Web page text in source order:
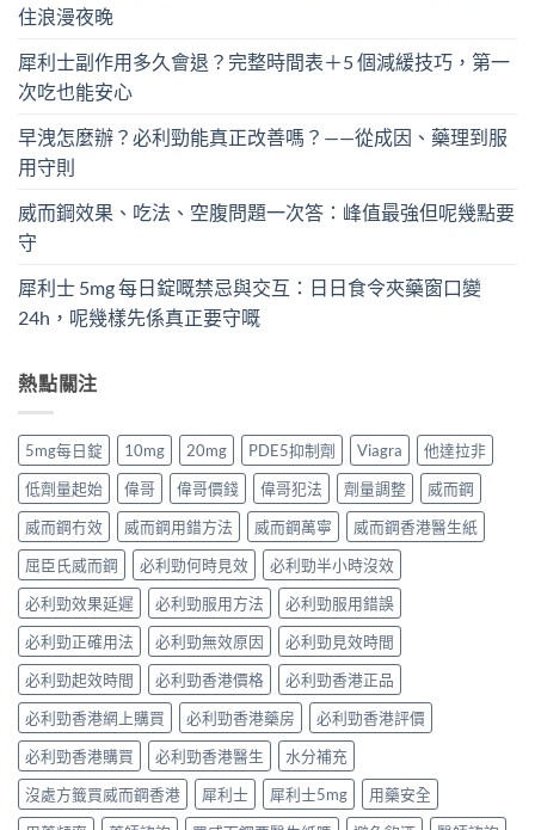
住浪漫夜晚
犀利士副作用多久會退？完整時間表＋5 個減緩技巧，第一
次吃也能安心
早洩怎麼辦？必利勁能真正改善嗎？——從成因、藥理到服
用守則
威而鋼效果、吃法、空腹問題一次答：峰值最強但呢幾點要
守
犀利士 5mg 每日錠嘅禁忌與交互：日日食令夾藥窗口變
24h，呢幾樣先係真正要守嘅
熱點關注
5mg每日錠 10mg 20mg PDE5抑制劑 Viagra
他達拉非
低劑量起始
偉哥 偉哥價錢 偉哥犯法 劑量調整
威而鋼
威而鋼冇效
威而鋼用錯方法 威而鋼萬寧
威而鋼香港醫生紙
屈臣氏威而鋼
必利勁何時見效
必利勁半小時沒效
必利勁效果延遲
必利勁服用方法
必利勁服用錯誤
必利勁正確用法
必利勁無效原因
必利勁見效時間
必利勁起效時間
必利勁香港價格
必利勁香港正品
必利勁香港網上購買
必利勁香港藥房
必利勁香港評價
必利勁香港購買
必利勁香港醫生
水分補充
沒處方籤買威而鋼香港
犀利士 犀利士5mg
用藥安全